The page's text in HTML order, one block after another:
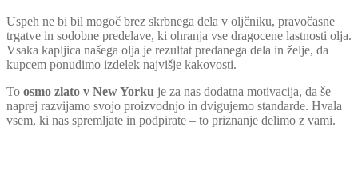
Uspeh ne bi bil mogoč brez skrbnega dela v oljčniku, pravočasne
trgatve in sodobne predelave, ki ohranja vse dragocene lastnosti olja.
Vsaka kapljica našega olja je rezultat predanega dela in želje, da
kupcem ponudimo izdelek najvišje kakovosti.
To osmo zlato v New Yorku je za nas dodatna motivacija, da še
naprej razvijamo svojo proizvodnjo in dvigujemo standarde. Hvala
vsem, ki nas spremljate in podpirate – to priznanje delimo z vami.